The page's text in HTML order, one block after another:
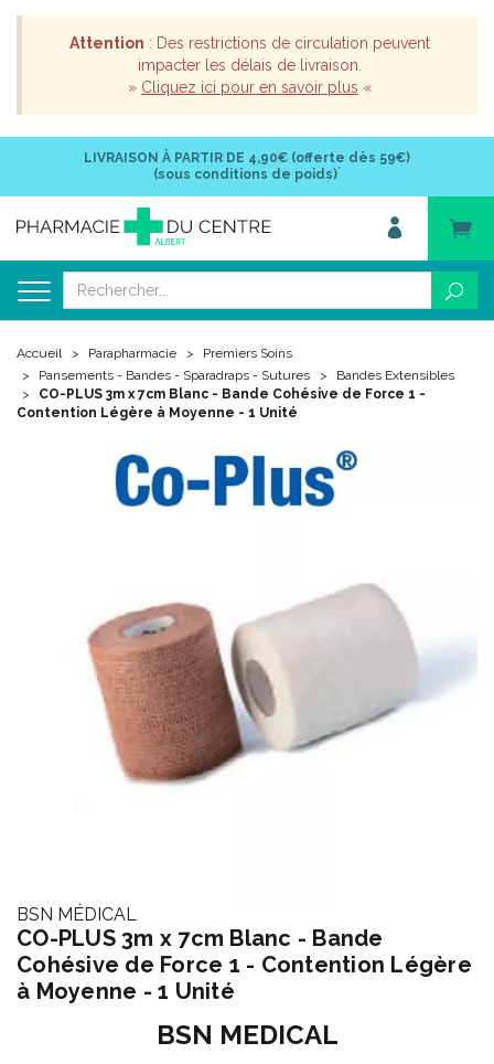
Attention : Des restrictions de circulation peuvent
impacter les délais de livraison.
» Cliquez ici pour en savoir plus «
LIVRAISON À PARTIR DE 4,90€ (offerte dès 59€)
(sous conditions de poids)*
Accueil Parapharmacie
Premiers Soins
Pansements - Bandes - Sparadraps - Sutures
Bandes Extensibles
CO-PLUS 3m x 7cm Blanc - Bande Cohésive de Force 1 -
Contention Légère à Moyenne - 1 Unité
BSN MÉDICAL
CO-PLUS 3m x 7cm Blanc - Bande
Cohésive de Force 1 - Contention Légère
à Moyenne - 1 Unité
BSN MEDICAL